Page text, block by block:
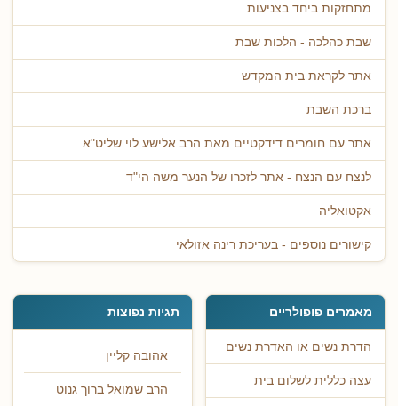
מתחזקות ביחד בצניעות
שבת כהלכה - הלכות שבת
אתר לקראת בית המקדש
ברכת השבת
אתר עם חומרים דידקטיים מאת הרב אלישע לוי שליט"א
לנצח עם הנצח - אתר לזכרו של הנער משה הי"ד
אקטואליה
קישורים נוספים - בעריכת רינה אזולאי
מאמרים פופולריים
הדרת נשים או האדרת נשים
עצה כללית לשלום בית
תגיות נפוצות
אהובה קליין
הרב שמואל ברוך גנוט